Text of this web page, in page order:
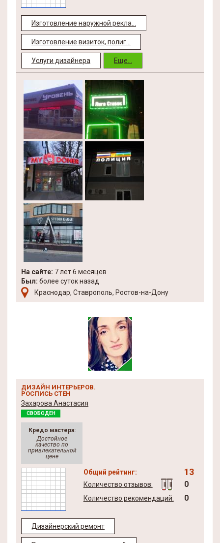
Изготовление наружной рекла...
Изготовление визиток, полиг...
Услуги дизайнера Еще...
На сайте: 7 лет 6 месяцев
Был: более суток назад
Краснодар, Ставрополь, Ростов-на-Дону
ДИЗАЙН ИНТЕРЬЕРОВ.
РОСПИСЬ СТЕН
Захарова Анастасия
СВОБОДЕН
Кредо мастера:
Достойное
качество по
привлекательной
цене
Общий рейтинг: 13
Количество отзывов: 0
Количество рекомендаций: 0
Дизайнерский ремонт